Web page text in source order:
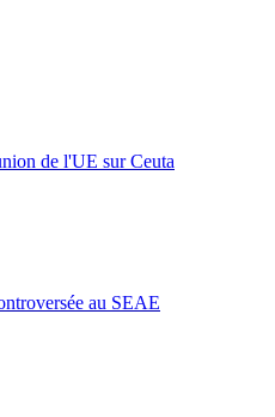
de l'UE sur Ceuta
au SEAE